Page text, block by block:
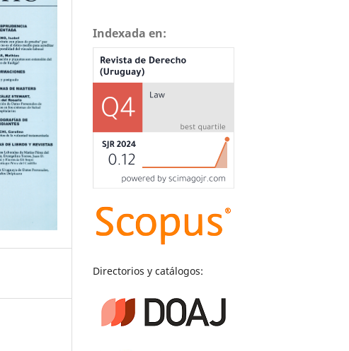
Indexada en:
Directorios y catálogos: